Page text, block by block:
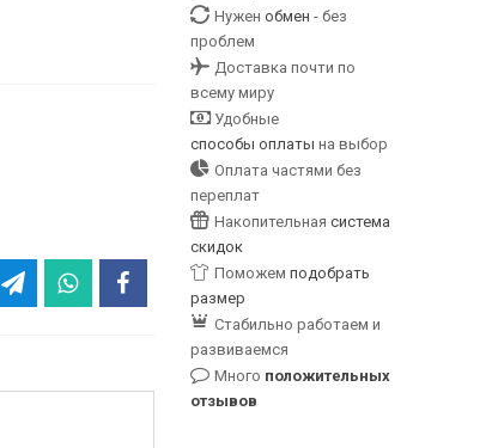
Нужен обмен - без
проблем
Доставка почти по
всему миру
Удобные
способы оплаты на выбор
Оплата частями без
переплат
Накопительная система
скидок
Поможем подобрать
размер
Стабильно работаем и
развиваемся
Много положительных
отзывов